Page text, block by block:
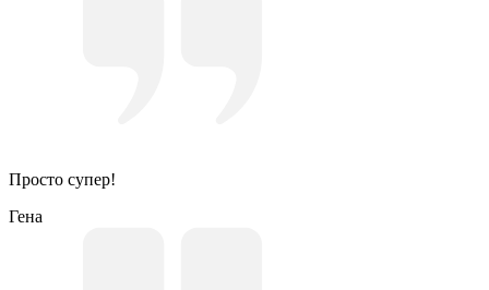
Просто супер!
Гена